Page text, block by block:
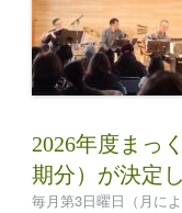
2026年度まっ
期分）が決定
毎月第3日曜日（月に